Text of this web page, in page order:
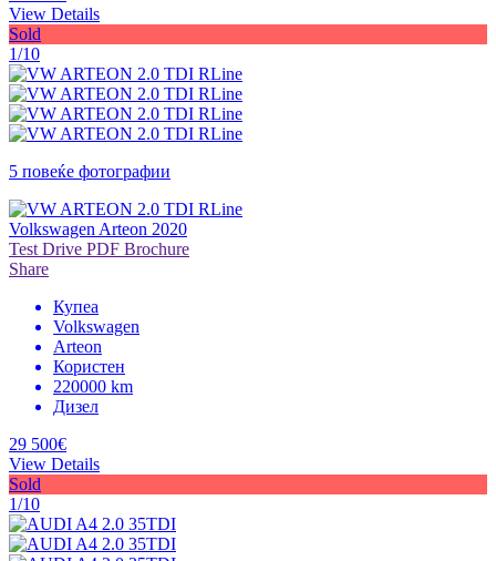
View Details
Sold
1/10
5 повеќе фотографии
Volkswagen Arteon 2020
Test Drive PDF Brochure
Share
Купеа
Volkswagen
Arteon
Користен
220000 km
Дизел
29 500€
View Details
Sold
1/10